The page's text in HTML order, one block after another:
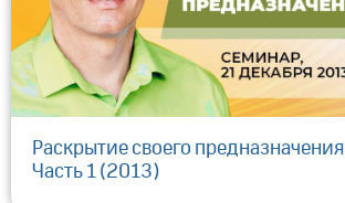
Раскрытие своего
Часть 1 (2013)